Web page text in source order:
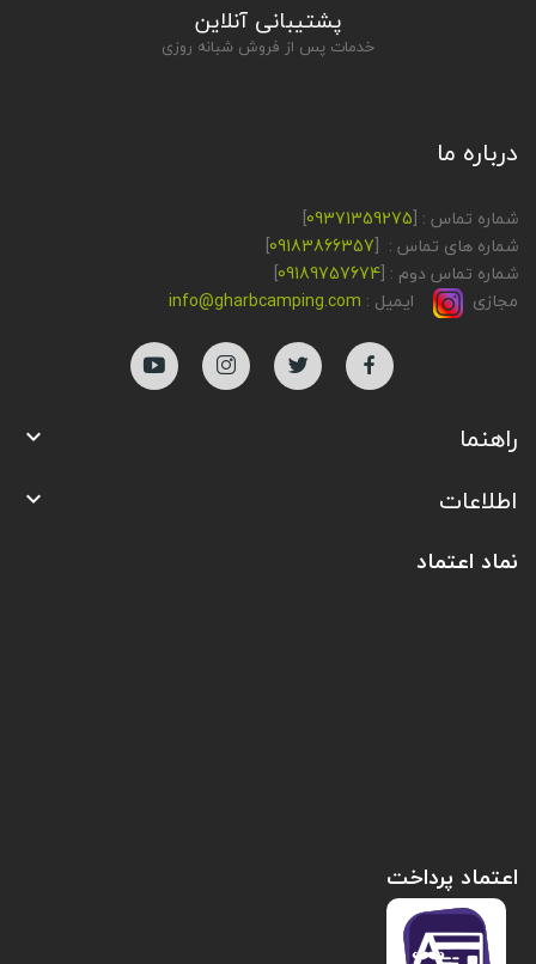
پشتیبانی آنلاین
خدمات پس از فروش شبانه روزی
درباره ما
شماره تماس : [09371359275
]
شماره های تماس : [09183866357
]
شماره تماس دوم : [09189757674
]
مجازی
ایمیل : info@gharbcamping.com
راهنما 
اطلاعات 
نماد اعتماد
اعتماد پرداخت